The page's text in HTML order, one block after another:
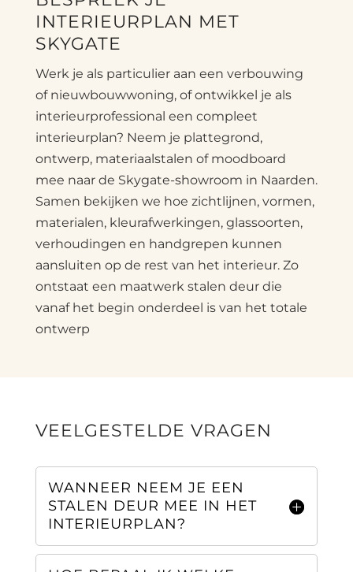
INTERIEURPLAN MET
SKYGATE
Werk je als particulier aan een verbouwing
of nieuwbouwwoning, of ontwikkel je als
interieurprofessional een compleet
interieurplan? Neem je plattegrond,
ontwerp, materiaalstalen of moodboard
mee naar de Skygate-showroom in Naarden.
Samen bekijken we hoe zichtlijnen, vormen,
materialen, kleurafwerkingen, glassoorten,
verhoudingen en handgrepen kunnen
aansluiten op de rest van het interieur. Zo
ontstaat een maatwerk stalen deur die
vanaf het begin onderdeel is van het totale
ontwerp
VEELGESTELDE VRAGEN
WANNEER NEEM JE EEN
STALEN DEUR MEE IN HET
INTERIEURPLAN?